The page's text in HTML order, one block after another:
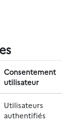
Consentement
utilisateur
Utilisateurs
authentifiés